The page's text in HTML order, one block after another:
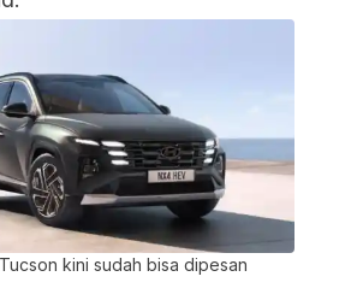
kini sudah bisa dipesan